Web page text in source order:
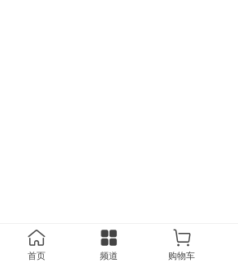
首页 频道 购物车